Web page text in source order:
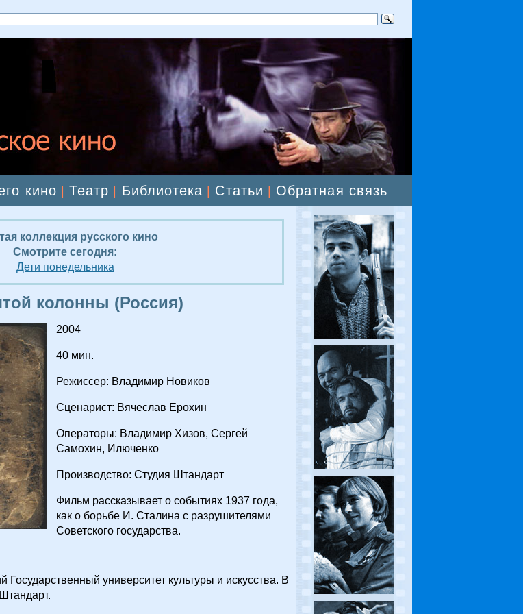
кино |Театр Библиотека Статьи Обратная связь
коллекция русского кино
Смотрите сегодня:
Дети понедельника
колонны (Россия)
2004
40 мин.
Режиссер: Владимир Новиков
Сценарист: Вячеслав Ерохин
Операторы: Владимир Хизов, Сергей
Самохин, Илюченко
Производство: Студия Штандарт
Фильм рассказывает о событиях 1937 года,
как о борьбе И. Сталина с разрушителями
Советского государства.
Государственный университет культуры и искусства. В